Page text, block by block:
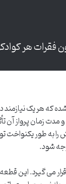
هر
که هر یک
مدت زمان پرواز
طور یکنواخت
شود.
قرار می گیرد. این